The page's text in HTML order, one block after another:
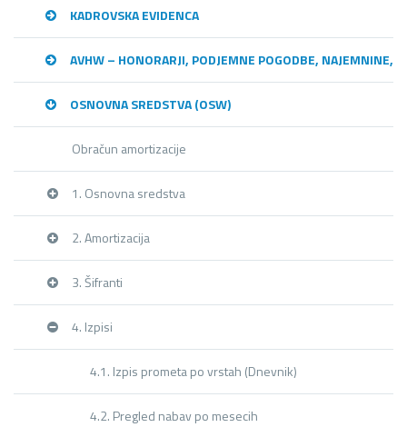
KADROVSKA EVIDENCA
AVHW – HONORARJI, PODJEMNE POGODBE, NAJEMNINE,…
OSNOVNA SREDSTVA (OSW)
Obračun amortizacije
1. Osnovna sredstva
2. Amortizacija
3. Šifranti
4. Izpisi
4.1. Izpis prometa po vrstah (Dnevnik)
4.2. Pregled nabav po mesecih